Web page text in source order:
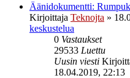
Äänidokumentti:
Kirjoittaja Teknojta »
keskustelua
0 Vastaukset
29533 Luettu
Uusin viesti
18.04.2019, 22:13